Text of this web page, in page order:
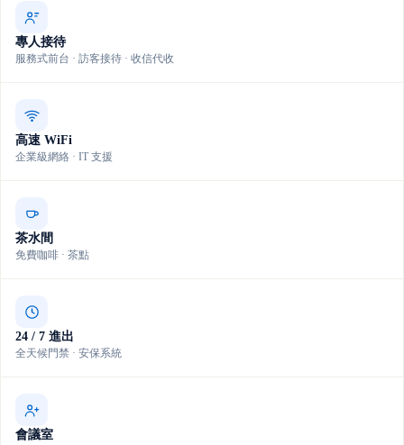
專人接待
服務式前台 · 訪客接待 · 收信代收
高速 WiFi
企業級網絡 · IT 支援
茶水間
免費咖啡 · 茶點
24 / 7 進出
全天候門禁 · 安保系統
會議室